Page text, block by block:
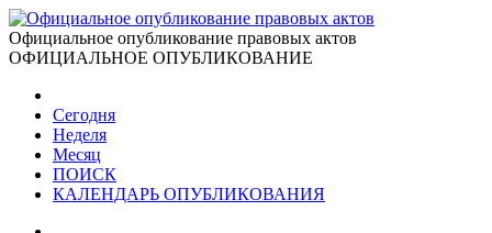
Официальное опубликование правовых актов
ОФИЦИАЛЬНОЕ ОПУБЛИКОВАНИЕ
Сегодня
Неделя
Месяц
ПОИСК
КАЛЕНДАРЬ ОПУБЛИКОВАНИЯ